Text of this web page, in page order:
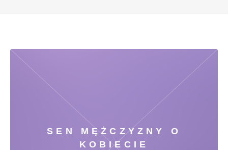
SEN MĘŻCZYZNY O
KOBIECIE